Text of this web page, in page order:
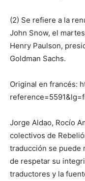
(2) Se refiere a la
John Snow, el
Henry Paulson,
Goldman Sachs.
Original en francés:
Jorge Aldao, Rocío
colectivos de
traducción se puede
de respetar su
traductores y la